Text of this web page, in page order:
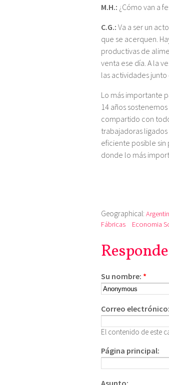
M.H.: ¿Cómo van a
C.G.: Va a ser un
que se acerquen.
productivas de
venta ese día. A la
las actividades
Lo más importante
14 años
compartido con
trabajadoras
eficiente posible sin
donde lo más
Geographical:
Fábricas
Economia
Su nombre: *
Correo electrónico:
El contenido de este
Página principal:
Asunto: